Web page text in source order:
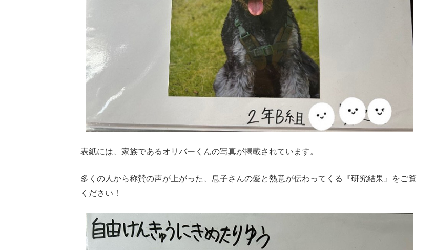
表紙には、家族であるオリバーくんの写真が掲載されています。
多くの人から称賛の声が上がった、息子さんの愛と熱意が伝わってくる『研究結果』をご覧
ください！